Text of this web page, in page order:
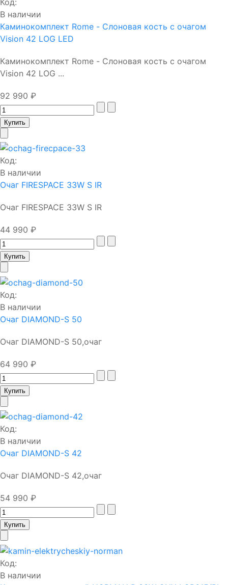
В наличии
Каминокомплект Rome - Слоновая кость с очагом
Vision 42 LOG LED
Каминокомплект Rome - Слоновая кость с очагом
Vision 42 LOG ...
92 990 ₽
Код:
В наличии
Очаг FIRESPACE 33W S IR
Очаг FIRESPACE 33W S IR
44 990 ₽
Код:
В наличии
Очаг DIAMOND-S 50
Очаг DIAMOND-S 50,очаг
64 990 ₽
Код:
В наличии
Очаг DIAMOND-S 42
Очаг DIAMOND-S 42,очаг
54 990 ₽
Код:
В наличии